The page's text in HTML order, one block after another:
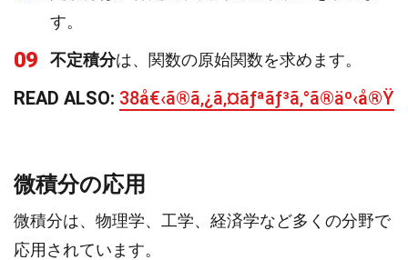
す。
09 不定積分は、関数の原始関数を求めます。
READ ALSO: 38å€‹ã®ã‚¿ã‚¤ãƒªãƒ³ã‚°ã®äº‹å®Ÿ
微積分の応用
微積分は、物理学、工学、経済学など多くの分野で
応用されています。